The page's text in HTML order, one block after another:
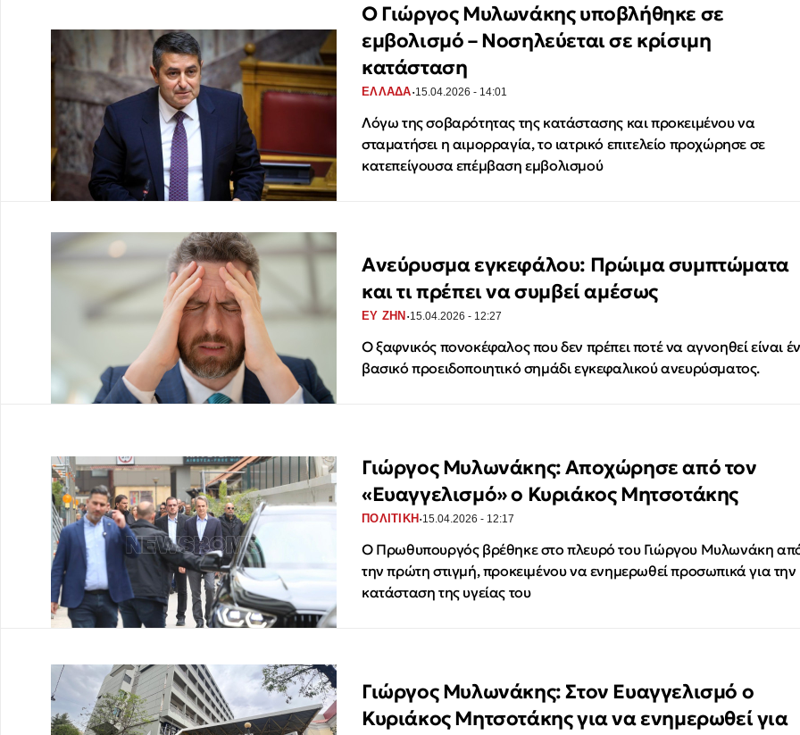
Ο Γιώργος Μυλωνάκης υποβλήθηκε σε
εμβολισμό – Νοσηλεύεται σε κρίσιμη
κατάσταση
ΕΛΛΑΔΑ·15.04.2026 - 14:01
Λόγω της σοβαρότητας της κατάστασης και προκειμένου να
σταματήσει η αιμορραγία, το ιατρικό επιτελείο προχώρησε σε
κατεπείγουσα επέμβαση εμβολισμού
Ανεύρυσμα εγκεφάλου: Πρώιμα συμπτώματα
και τι πρέπει να συμβεί αμέσως
ΕΥ ΖΗΝ ·15.04.2026 - 12:27
Ο ξαφνικός πονοκέφαλος που δεν πρέπει ποτέ να αγνοηθεί είναι
βασικό προειδοποιητικό σημάδι εγκεφαλικού ανευρύσματος.
Γιώργος Μυλωνάκης: Αποχώρησε από τον
«Ευαγγελισμό» ο Κυριάκος Μητσοτάκης
ΠΟΛΙΤΙΚΗ ·15.04.2026 - 12:17
Ο Πρωθυπουργός βρέθηκε στο πλευρό του Γιώργου Μυλωνάκη
την πρώτη στιγμή, προκειμένου να ενημερωθεί προσωπικά για την
κατάσταση της υγείας του
Γιώργος Μυλωνάκης: Στον Ευαγγελισμό ο
Κυριάκος Μητσοτάκης για να ενημερωθεί για